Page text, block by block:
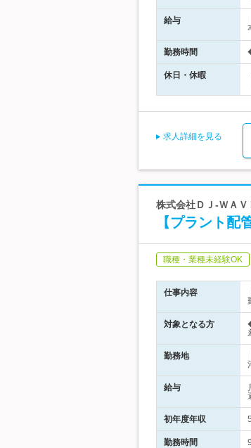
給与
勤務時間
休日・休暇
求人詳細を見る
株式会社ＤＪ‐ＷＡ
【プラント配
職種・業種未経験OK
仕事内容
対象となる方
勤務地
給与
初年度年収
勤務時間